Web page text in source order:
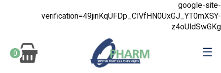
google-site-
verification=49jinKqUFDp_ClVfHN0UxGJ_YT0mXSY-
z4oUldSwGKg
☰
0